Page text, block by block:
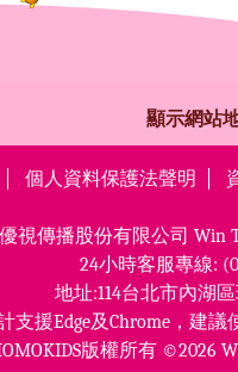
顯示網站
個人資料保護法聲明
優視傳播股份有限公司 Win
24小時客服專線:
地址:114台北市內湖
支援Edge及Chrome， 建議
版權所有 ©2026